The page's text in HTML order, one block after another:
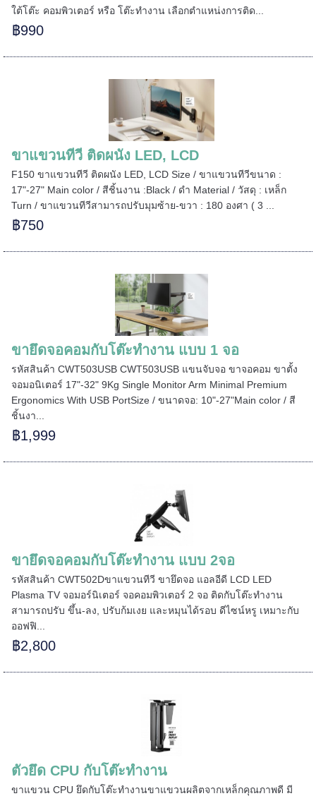
ใต้โต๊ะ คอมพิวเตอร์ หรือ โต๊ะทำงาน เลือกตำแหน่งการติด...
฿990
ขาแขวนทีวี ติดผนัง LED, LCD
F150 ขาแขวนทีวี ติดผนัง LED, LCD Size / ขาแขวนทีวีขนาด :
17"-27" Main color / สีชิ้นงาน :Black / ดำ Material / วัสดุ : เหล็ก
Turn / ขาแขวนทีวีสามารถปรับมุมซ้าย-ขวา : 180 องศา ( 3 ...
฿750
ขายึดจอคอมกับโต๊ะทำงาน แบบ 1 จอ
รหัสสินค้า CWT503USB CWT503USB แขนจับจอ ขาจอคอม ขาตั้ง
จอมอนิเตอร์ 17"-32" 9Kg Single Monitor Arm Minimal Premium
Ergonomics With USB PortSize / ขนาดจอ: 10"-27"Main color / สี
ชิ้นงา...
฿1,999
ขายึดจอคอมกับโต๊ะทำงาน แบบ 2จอ
รหัสสินค้า CWT502Dขาแขวนทีวี ขายึดจอ แอลอีดี LCD LED
Plasma TV จอมอร์นิเตอร์ จอคอมพิวเตอร์ 2 จอ ติดกับโต๊ะทำงาน
สามารถปรับ ขึ้น-ลง, ปรับก้มเงย และหมุนได้รอบ ดีไซน์หรู เหมาะกับ
ออฟฟิ...
฿2,800
ตัวยึด CPU กับโต๊ะทำงาน
ขาแขวน CPU ยึดกับโต๊ะทำงานขาแขวนผลิตจากเหล็กคุณภาพดี มี